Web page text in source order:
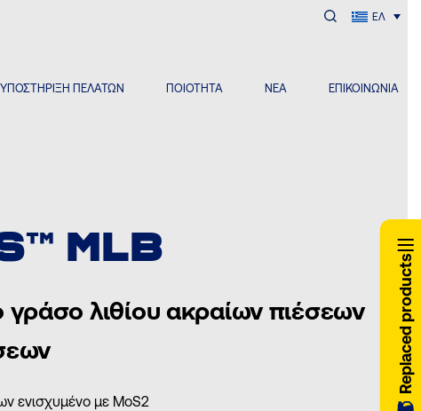
ΕΛ
ΥΠΟΣΤΗΡΙΞΗ ΠΕΛΑΤΩΝ ΠΟΙΟΤΗΤΑ ΝΕΑ ΕΠΙΚΟΙΝΩΝΙΑ
Replaced products
MLB
γράσο λιθίου ακραίων πιέσεων
ενισχυμένο με MoS2